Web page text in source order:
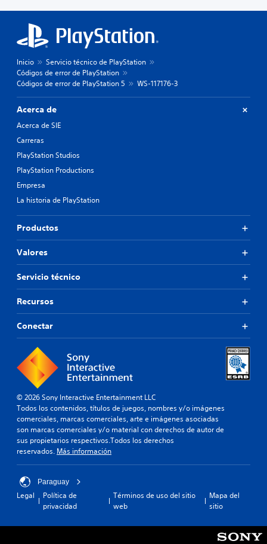
Inicio
Servicio técnico de PlayStation
Códigos de error de PlayStation
Códigos de error de PlayStation 5
WS-117176-3
Acerca de
Acerca de SIE
Carreras
PlayStation Studios
PlayStation Productions
Empresa
La historia de PlayStation
Productos
Valores
Servicio técnico
Recursos
Conectar
© 2026 Sony Interactive Entertainment LLC
Todos los contenidos, títulos de juegos, nombres y/o imágenes
comerciales, marcas comerciales, arte e imágenes asociadas
son marcas comerciales y/o material con derechos de autor de
sus propietarios respectivos.Todos los derechos
reservados. Más información
Paraguay
Legal
Política de
privacidad
Términos de uso del sitio
web
Mapa del
sitio